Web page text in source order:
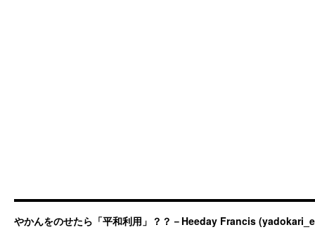
やかんをのせたら「平和利用」？？－Heeday Francis